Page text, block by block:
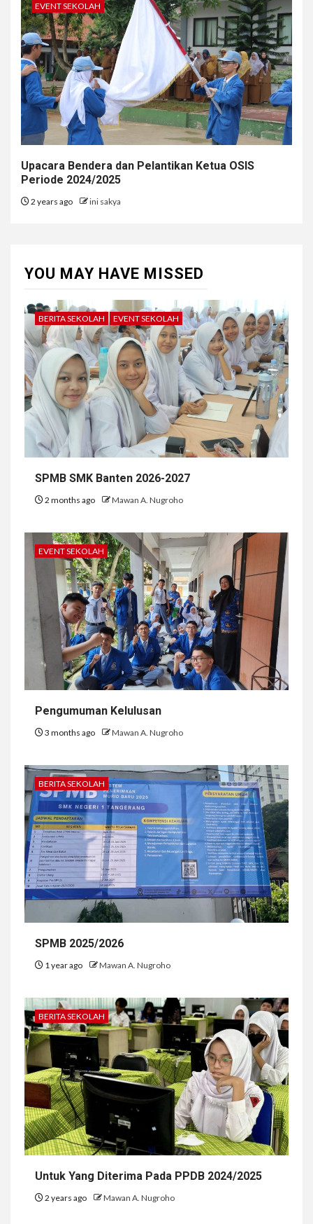
EVENT SEKOLAH
Upacara Bendera dan Pelantikan Ketua OSIS
Periode 2024/2025
2 years ago ini sakya
YOU MAY HAVE MISSED
BERITA SEKOLAH EVENT SEKOLAH
SPMB SMK Banten 2026-2027
2 months ago Mawan A. Nugroho
EVENT SEKOLAH
Pengumuman Kelulusan
3 months ago Mawan A. Nugroho
BERITA SEKOLAH
SPMB 2025/2026
1 year ago Mawan A. Nugroho
BERITA SEKOLAH
Untuk Yang Diterima Pada PPDB 2024/2025
2 years ago Mawan A. Nugroho